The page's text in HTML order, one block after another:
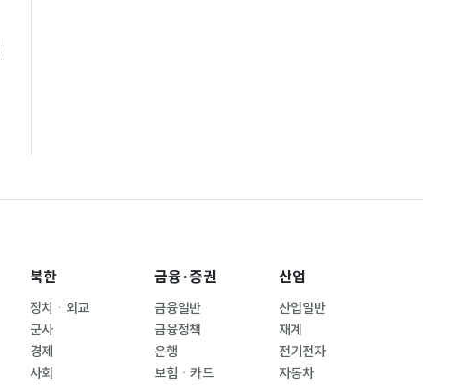
북한
정치ㆍ외교
군사
경제
사회
금융·증권
금융일반
금융정책
은행
보험ㆍ카드
산업
산업일반
재계
전기전자
자동차